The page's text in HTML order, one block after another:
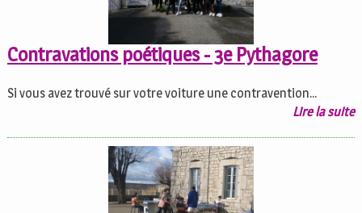
Contravations poétiques - 3e Pythagore
Si vous avez trouvé sur votre voiture une contravention...
Lire la suite